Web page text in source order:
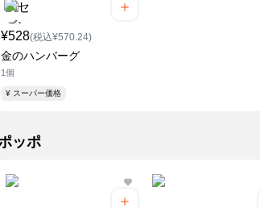
¥528(税込¥570.24)
金のハンバーグ
1個
¥ スーパー価格
ポッポ